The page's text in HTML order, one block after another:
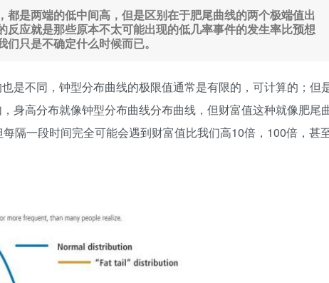
是两端的低中间高，但是区别在于肥尾曲线的两个极端值出
应就是那些原本不太可能出现的低几率事件的发生率比预想
只是不确定什么时候而已。
是不同，钟型分布曲线的极限值通常是有限的，可计算的；但
身高分布就像钟型分布曲线分布曲线，但财富值这种就像肥尾
隔一段时间完全可能会遇到财富值比我们高10倍，100倍，甚